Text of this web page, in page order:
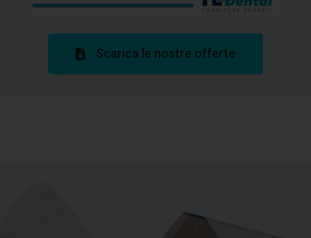
Scarica le nostre offerte